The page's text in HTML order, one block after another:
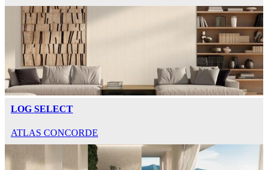
LOG SELECT
ATLAS CONCORDE